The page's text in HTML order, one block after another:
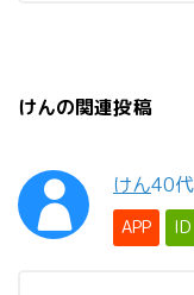
けんの関連投稿
けん40代
APP ID